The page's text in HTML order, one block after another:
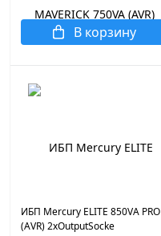
В корзину
ИБП Mercury ELITE 850VA PRO
(AVR) 2xOutputSocke